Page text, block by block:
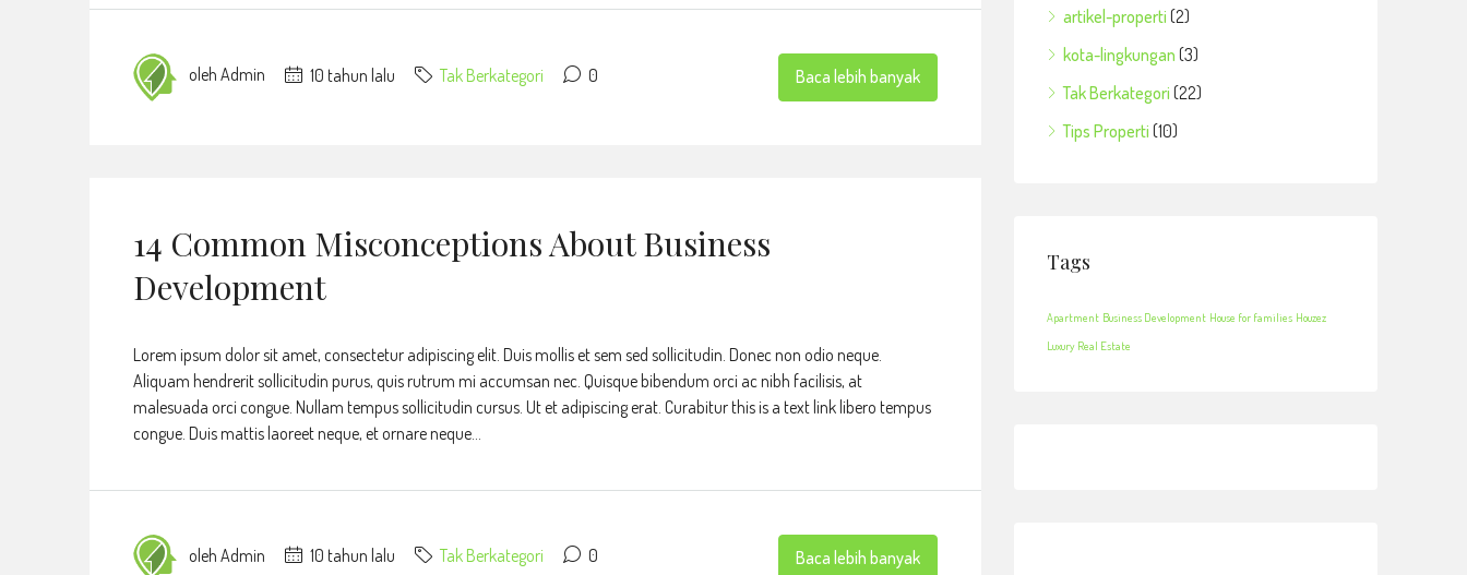
oleh Admin 10 tahun lalu Tak Berkategori 0 Baca lebih banyak
14 Common Misconceptions About Business
Development
Lorem ipsum dolor sit amet, consectetur adipiscing elit. Duis mollis et sem sed sollicitudin. Donec non odio neque.
Aliquam hendrerit sollicitudin purus, quis rutrum mi accumsan nec. Quisque bibendum orci ac nibh facilisis, at
malesuada orci congue. Nullam tempus sollicitudin cursus. Ut et adipiscing erat. Curabitur this is a text link libero tempus
congue. Duis mattis laoreet neque, et ornare neque...
oleh Admin 10 tahun lalu Tak Berkategori 0 Baca lebih banyak
artikel-properti (2)
kota-lingkungan (3)
Tak Berkategori (22)
Tips Properti (10)
Tags
Apartment Business Development House for families Houzez
Luxury Real Estate